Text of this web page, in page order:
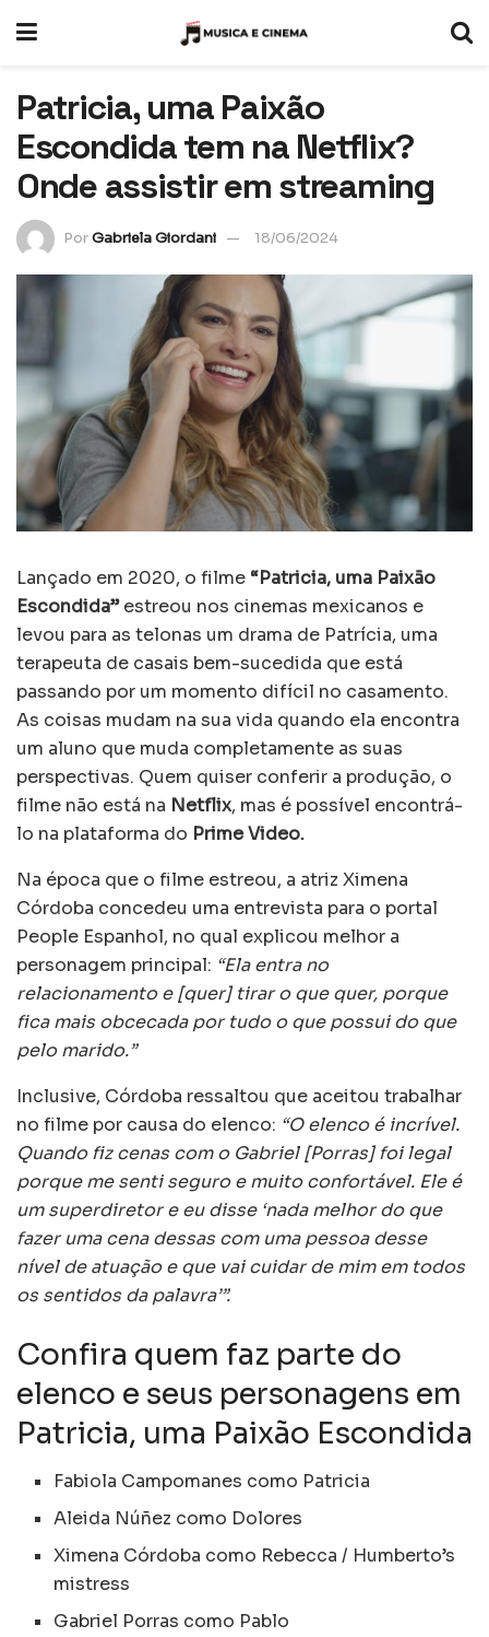
Patricia, uma Paixão
Escondida tem na Netflix?
Onde assistir em streaming
PorGabriela Giordani 18/06/2024
Lançado em 2020, o filme “Patricia, uma Paixão
Escondida”estreou nos cinemas mexicanos e
levou para as telonas um drama de Patrícia, uma
terapeuta de casais bem-sucedida que está
passando por um momento difícil no casamento.
As coisas mudam na sua vida quando ela encontra
um aluno que muda completamente as suas
perspectivas. Quem quiser conferir a produção, o
filme não está na Netflix, mas é possível encontrá-
lo na plataforma do Prime Video.
Na época que o filme estreou, a atriz Ximena
Córdoba concedeu uma entrevista para o portal
People Espanhol, no qual explicou melhor a
personagem principal: “Ela entra no
relacionamento e [quer] tirar o que quer, porque
fica mais obcecada por tudo o que possui do que
pelo marido.”
Inclusive, Córdoba ressaltou que aceitou trabalhar
no filme por causa do elenco: “O elenco é incrível.
Quando fiz cenas com o Gabriel [Porras] foi legal
porque me senti seguro e muito confortável. Ele é
um superdiretor e eu disse ‘nada melhor do que
fazer uma cena dessas com uma pessoa desse
nível de atuação e que vai cuidar de mim em todos
os sentidos da palavra’”.
Confira quem faz parte do
elenco e seus personagens em
Patricia, uma Paixão Escondida
Fabiola Campomanes como Patricia
Aleida Núñez como Dolores
Ximena Córdoba como Rebecca / Humberto’s
mistress
Gabriel Porras como Pablo